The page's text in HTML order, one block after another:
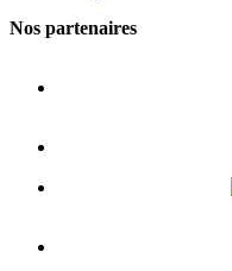
Nos partenaires